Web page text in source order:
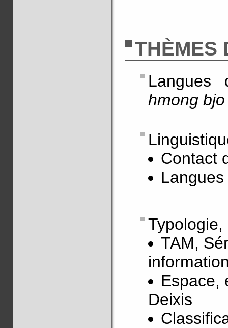
THÈMES
hmong
Contact
TAM,
Espace,
Deixis